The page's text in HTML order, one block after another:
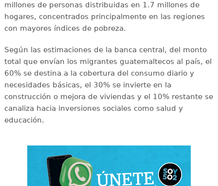
millones de personas distribuidas en 1.7 millones de
hogares, concentrados principalmente en las regiones
con mayores índices de pobreza.
Según las estimaciones de la banca central, del monto
total que envían los migrantes guatemaltecos al país, el
60% se destina a la cobertura del consumo diario y
necesidades básicas, el 30% se invierte en la
construcción o mejora de viviendas y el 10% restante se
canaliza hacia inversiones sociales como salud y
educación.